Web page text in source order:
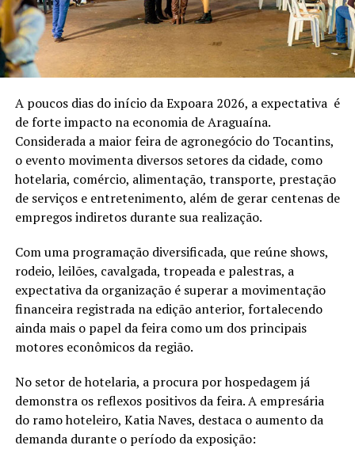
A poucos dias do início da Expoara 2026, a expectativa é
de forte impacto na economia de Araguaína.
Considerada a maior feira de agronegócio do Tocantins,
o evento movimenta diversos setores da cidade, como
hotelaria, comércio, alimentação, transporte, prestação
de serviços e entretenimento, além de gerar centenas de
empregos indiretos durante sua realização.
Com uma programação diversificada, que reúne shows,
rodeio, leilões, cavalgada, tropeada e palestras, a
expectativa da organização é superar a movimentação
financeira registrada na edição anterior, fortalecendo
ainda mais o papel da feira como um dos principais
motores econômicos da região.
No setor de hotelaria, a procura por hospedagem já
demonstra os reflexos positivos da feira. A empresária
do ramo hoteleiro, Katia Naves, destaca o aumento da
demanda durante o período da exposição: